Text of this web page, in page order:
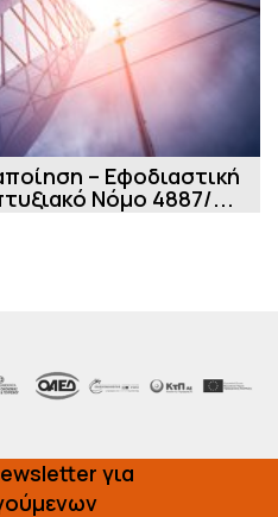
– Εφοδιαστική
Νόμο 4887/...
για